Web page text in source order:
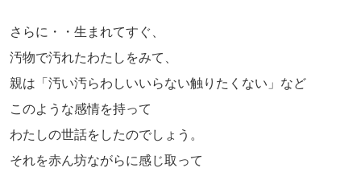
さらに・・生まれてすぐ、
汚物で汚れたわたしをみて、
親は「汚い汚らわしいいらない触りたくない」など
このような感情を持って
わたしの世話をしたのでしょう。
それを赤ん坊ながらに感じ取って